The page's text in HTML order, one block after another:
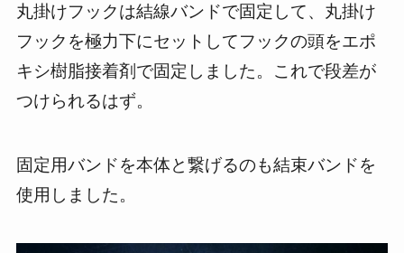
丸掛けフックは結線バンドで固定して、丸掛け
フックを極力下にセットしてフックの頭をエポ
キシ樹脂接着剤で固定しました。これで段差が
つけられるはず。
固定用バンドを本体と繋げるのも結束バンドを
使用しました。